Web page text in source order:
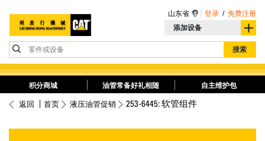
添加设备
零件或设备 搜索
山东省 登录 / 免费注册
积分商城 油管常备好礼相随 自主维护包
返回 首页 液压油管促销 253-6445: 软管组件